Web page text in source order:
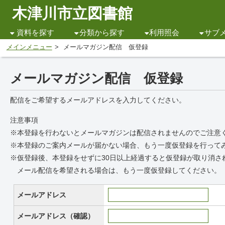
木津川市立図書館
資料を探す 分類から探す 利用照会 サブ
メインメニュー メールマガジン配信 仮登録
メールマガジン配信 仮登録
配信をご希望するメールアドレスを入力してください。
注意事項
※本登録を行わないとメールマガジンは配信されませんのでご注意
※本登録のご案内メールが届かない場合、もう一度仮登録を行って
※仮登録後、本登録をせずに30日以上経過すると仮登録が取り消さ
メール配信を希望される場合は、もう一度仮登録してください。
メールアドレス
メールアドレス（確認）